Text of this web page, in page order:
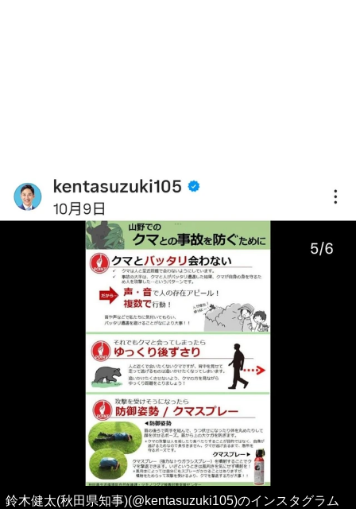
鈴木健太(秋田県知事)(@kentasuzuki105)のインスタグラム